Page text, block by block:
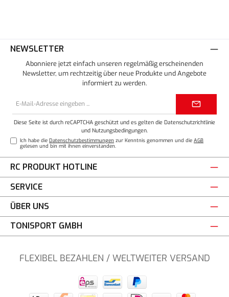
NEWSLETTER
Abonniere jetzt einfach unseren regelmäßig erscheinenden
Newsletter, um rechtzeitig über neue Produkte und Angebote
informiert zu werden.
Diese Seite ist durch reCAPTCHA geschützt und es gelten die Datenschutzrichtlinie
und Nutzungsbedingungen.
Ich habe dieDatenschutzbestimmungen zur Kenntnis genommen und dieAGB
gelesen und bin mit ihnen einverstanden.
RC PRODUKT HOTLINE
SERVICE
ÜBER UNS
TONISPORT GMBH
FLEXIBEL BEZAHLEN / WELTWEITER VERSAND